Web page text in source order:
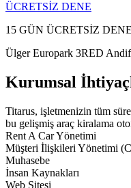
ÜCRETSİZ DENE
15 GÜN ÜCRETSİZ
Ülger Europark 3RED
Kurumsal
Titarus, işletmenizin tüm
bu gelişmiş araç kiralama
Rent A Car Yönetimi
Müşteri İlişkileri Yönetimi
Muhasebe
İnsan Kaynakları
Web Sitesi